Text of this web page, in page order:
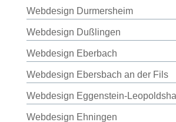
Webdesign Durmersheim
Webdesign Dußlingen
Webdesign Eberbach
Webdesign Ebersbach an der Fils
Webdesign Eggenstein-
Webdesign Ehningen